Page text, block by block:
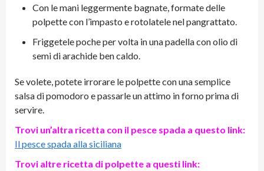
Con le mani leggermente bagnate, formate delle
polpette con l’impasto e rotolatele nel pangrattato.
Friggetele poche per volta in una padella con olio di
semi di arachide ben caldo.
Se volete, potete irrorare le polpette con una semplice
salsa di pomodoro e passarle un attimo in forno prima di
servire.
Trovi un’altra ricetta con il pesce spada a questo link:
Il pesce spada alla siciliana
Trovi altre ricetta di polpette a questi link: